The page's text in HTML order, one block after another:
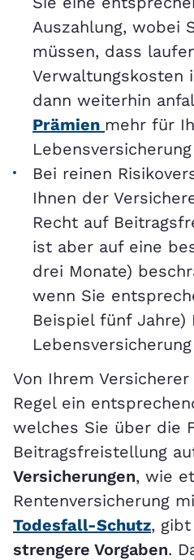
Auszahlung, wobei
müssen, dass
Verwaltungskosten
dann weiterhin
Prämien mehr für
Bei reinen
Ihnen der
Recht auf
ist aber auf eine
drei Monate)
wenn Sie
Beispiel fünf Jahre)
Von Ihrem
Regel ein
welches Sie über die
Beitragsfreistellung
Versicherungen, wie
Rentenversicherung
Todesfall-Schutz,
strengere Vorgaben.